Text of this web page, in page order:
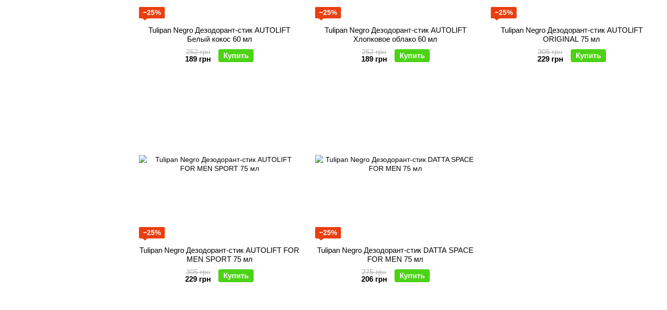
−25%
Tulipan Negro Дезодорант-стик AUTOLIFT
Белый кокос 60 мл
252 грн
189 грн Купить
−25%
Tulipan Negro Дезодорант-стик AUTOLIFT
Хлопковое облако 60 мл
252 грн
189 грн Купить
−25%
Tulipan Negro Дезодорант-стик AUTOLIFT
ORIGINAL 75 мл
305 грн
229 грн Купить
−25%
Tulipan Negro Дезодорант-стик AUTOLIFT FOR
MEN SPORT 75 мл
305 грн
229 грн Купить
−25%
Tulipan Negro Дезодорант-стик DATTA SPACE
FOR MEN 75 мл
275 грн
206 грн Купить